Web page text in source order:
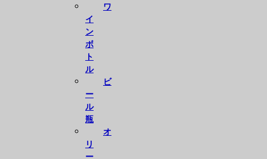
ワ
イ
ン
ボ
ト
ル
ビ
ー
ル
瓶
オ
リ
ー